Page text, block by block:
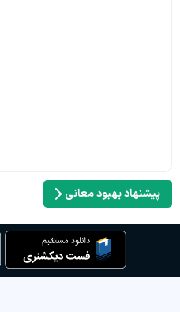
پیشنهاد بهبود معانی